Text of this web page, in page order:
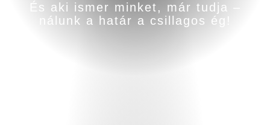
És aki ismer minket, már tudja ‒
nálunk a határ a csillagos ég!